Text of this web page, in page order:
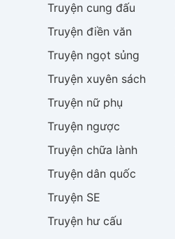
Truyện cung đấu
Truyện điền văn
Truyện ngọt sủng
Truyện xuyên sách
Truyện nữ phụ
Truyện ngược
Truyện chữa lành
Truyện dân quốc
Truyện SE
Truyện hư cấu